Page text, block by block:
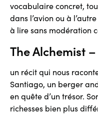
vocabulaire concret,
dans l’avion ou à
à lire sans modération
The Alchemist
un récit qui nous
Santiago, un berger
en quête d’un trésor.
richesses bien plus